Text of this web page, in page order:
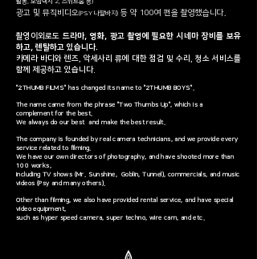
광고 및 뮤직비디오(PSY 나팔바지) 등 약 100여 편을 촬영했습니다.
촬영이외로도 드라마, 영화, 광고 촬영에 필요한 시네마 장비를 보유
하고, 렌탈하고 있습니다.
카메라 바디와 렌즈, 악세사리 류에 대한 점검 및 수리, 청소 서비스를
함께 제공하고 있습니다.
"2THUMB FILMS" has changed its name to "2THUMB BOYS".
The name came from the phrase "Two Thumbs Up", which is a
complement for the best.
We always do our best and make the best result.
The company is founded by real camera technicians, and we provide every
service related to filming.
We have our own directors of photography, and have shooted more than
100 works,
including TV shows (Mr. Sunshine, Goblin, Tunnel), commercials, and music
videos (Psy and many others).
Other than filming, we also have provided rental service, and have special
video equipment,
such as hyper speed camera, super techno, wire cam, and etc.